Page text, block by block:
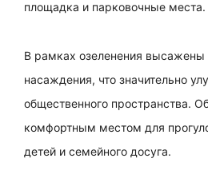
площадка и парковочные места.
В рамках озеленения высажены
насаждения, что значительно
общественного пространства.
комфортным местом для
детей и семейного досуга.